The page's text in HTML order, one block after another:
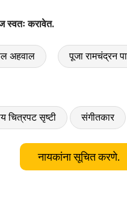
स्वतः करावेत.
अहवाल पूजा रामचंद्रन
चित्रपट सृष्टी संगीतकार
नायकांना सूचित करणे.